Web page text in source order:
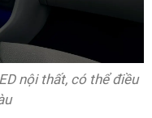
nội thất, có thể điều